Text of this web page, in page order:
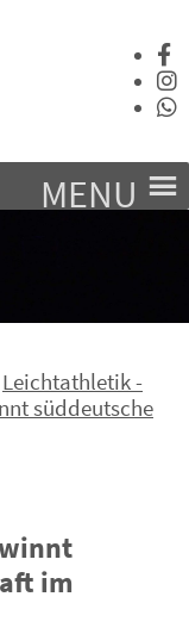
MENU
Leichtathletik -
süddeutsche
im